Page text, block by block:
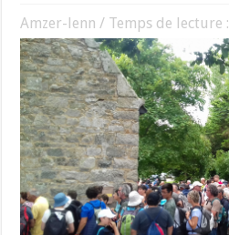
Amzer-lenn / Temps de lecture :